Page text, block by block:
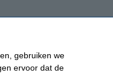
gebruiken we
ervoor dat de